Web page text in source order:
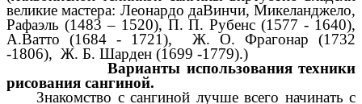
великие мастера: Леонардо даВинчи, Микеланджело,
Рафаэль (1483 – 1520), П. П. Рубенс (1577 - 1640),
А.Ватто (1684 - 1721), Ж. О. Фрагонар (1732
-1806), Ж. Б. Шарден (1699 -1779).)
Варианты использования техники
рисования сангиной.
Знакомство с сангиной лучше всего начинать с